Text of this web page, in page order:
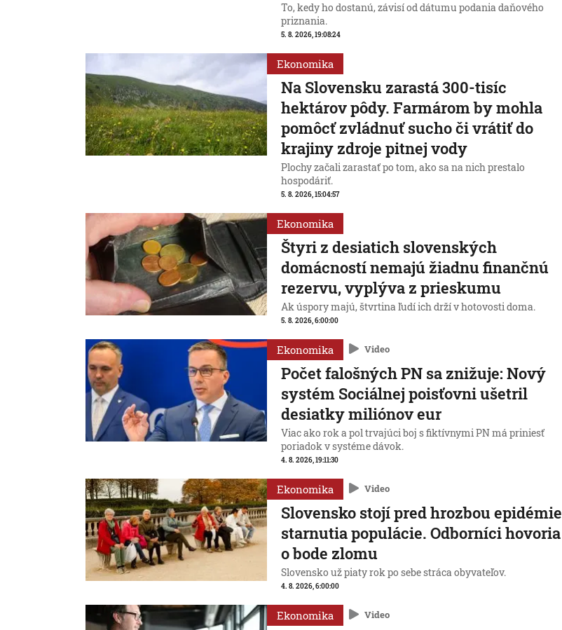
To, kedy ho dostanú, závisí od dátumu podania daňového
priznania.
5. 8. 2026, 19:08:24
Ekonomika
Na Slovensku zarastá 300-tisíc
hektárov pôdy. Farmárom by mohla
pomôcť zvládnuť sucho či vrátiť do
krajiny zdroje pitnej vody
Plochy začali zarastať po tom, ako sa na nich prestalo
hospodáriť.
5. 8. 2026, 15:04:57
Ekonomika
Štyri z desiatich slovenských
domácností nemajú žiadnu finančnú
rezervu, vyplýva z prieskumu
Ak úspory majú, štvrtina ľudí ich drží v hotovosti doma.
5. 8. 2026, 6:00:00
Ekonomika Video
Počet falošných PN sa znižuje: Nový
systém Sociálnej poisťovni ušetril
desiatky miliónov eur
Viac ako rok a pol trvajúci boj s fiktívnymi PN má priniesť
poriadok v systéme dávok.
4. 8. 2026, 19:11:30
Ekonomika Video
Slovensko stojí pred hrozbou epidémie
starnutia populácie. Odborníci hovoria
o bode zlomu
Slovensko už piaty rok po sebe stráca obyvateľov.
4. 8. 2026, 6:00:00
Ekonomika Video